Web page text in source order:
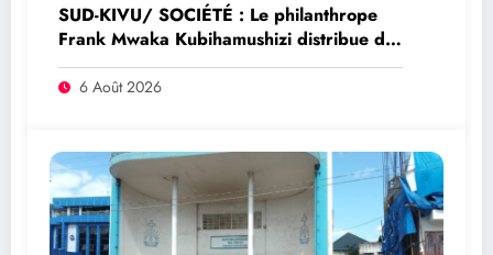
SUD-KIVU/ SOCIÉTÉ : Le philanthrope
Frank Mwaka Kubihamushizi distribue des
cahiers aux écoliers de la chefferie de
Kaziba, philanthrope légendaire
6 Août 2026